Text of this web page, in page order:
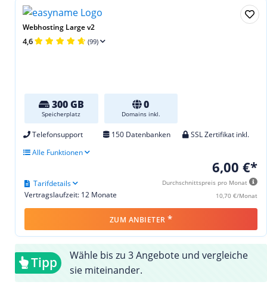
Webhosting Large v2
4,6 (99)
300 GB
Speicherplatz
0
Domains inkl.
Telefonsupport 150 Datenbanken
SSL Zertifikat inkl.
Alle Funktionen
6,00 €*
Durchschnittspreis pro Monat
10,70 €/Monat
Vertragslaufzeit: 12 Monate
Tarifdetails
ZUM ANBIETER *
Tipp
Wähle bis zu 3 Angebote und vergleiche
sie miteinander.